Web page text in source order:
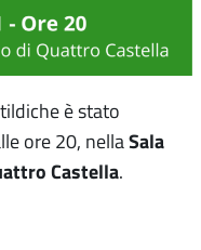
è stato
ore 20, nella Sala
Castella.